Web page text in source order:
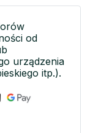
od
urządzenia
itp.).